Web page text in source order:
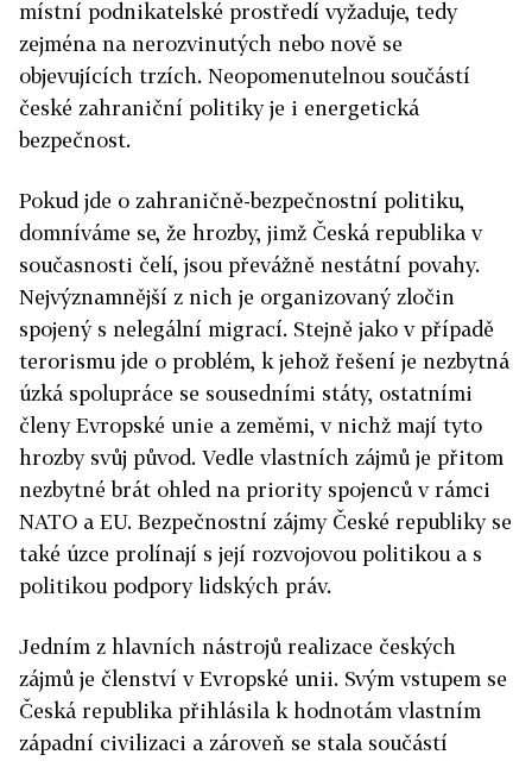
místní podnikatelské prostředí vyžaduje, tedy
zejména na nerozvinutých nebo nově se
objevujících trzích. Neopomenutelnou součástí
české zahraniční politiky je i energetická
bezpečnost.
Pokud jde o zahraničně-bezpečnostní politiku,
domníváme se, že hrozby, jimž Česká republika v
současnosti čelí, jsou převážně nestátní povahy.
Nejvýznamnější z nich je organizovaný zločin
spojený s nelegální migrací. Stejně jako v případě
terorismu jde o problém, k jehož řešení je nezbytná
úzká spolupráce se sousedními státy, ostatními
členy Evropské unie a zeměmi, v nichž mají tyto
hrozby svůj původ. Vedle vlastních zájmů je přitom
nezbytné brát ohled na priority spojenců v rámci
NATO a EU. Bezpečnostní zájmy České republiky se
také úzce prolínají s její rozvojovou politikou a s
politikou podpory lidských práv.
Jedním z hlavních nástrojů realizace českých
zájmů je členství v Evropské unii. Svým vstupem se
Česká republika přihlásila k hodnotám vlastním
západní civilizaci a zároveň se stala součástí